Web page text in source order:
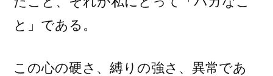
と」である。
この心の硬さ、縛りの強さ、異常であ